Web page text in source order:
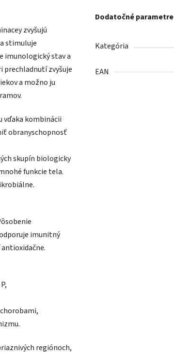
zvyšujú
stimuluje
imunologický stav a
prechladnutí zvyšuje
a možno ju
vďaka kombinácii
obranyschopnosť
skupín biologicky
funkcie tela.
imunitný
regiónoch,
Dodatočné parametre
Kategória
EAN